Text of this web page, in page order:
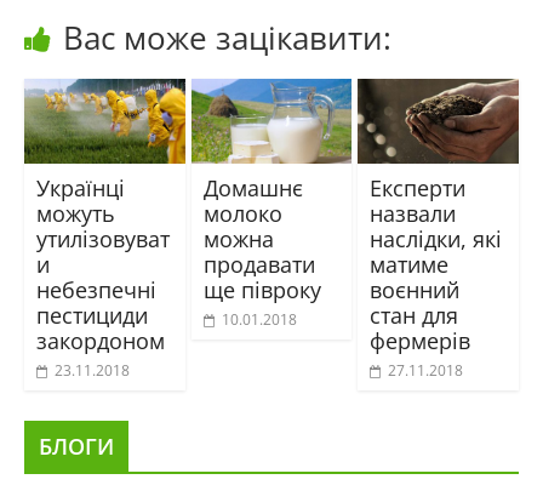
Вас може зацікавити:
Українці
можуть
утилізовуват
и
небезпечні
пестициди
закордоном
23.11.2018
Домашнє
молоко
можна
продавати
ще півроку
10.01.2018
Експерти
назвали
наслідки, які
матиме
воєнний
стан для
фермерів
27.11.2018
БЛОГИ